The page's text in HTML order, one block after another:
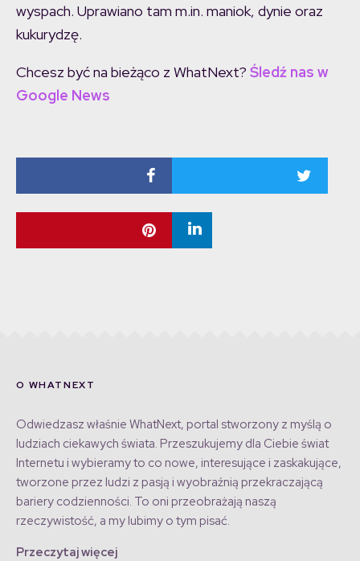
wyspach. Uprawiano tam m.in. maniok, dynie oraz
kukurydzę.
Chcesz być na bieżąco z WhatNext? Śledź nas w
Google News
O WHATNEXT
Odwiedzasz właśnie WhatNext, portal stworzony z myślą o
ludziach ciekawych świata. Przeszukujemy dla Ciebie świat
Internetu i wybieramy to co nowe, interesujące i zaskakujące,
tworzone przez ludzi z pasją i wyobraźnią przekraczającą
bariery codzienności. To oni przeobrażają naszą
rzeczywistość, a my lubimy o tym pisać.
Przeczytaj więcej